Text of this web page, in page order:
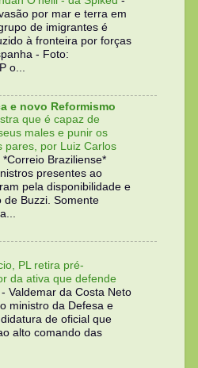
por mar e terra em
de imigrantes é
à fronteira por forças
- Foto:
o...
e novo Reformismo
que é capaz de
males e punir os
pares, por Luiz Carlos
*Correio Braziliense*
presentes ao
pela disponibilidade e
de Buzzi. Somente
PL retira pré-
da ativa que defende
- Valdemar da Costa Neto
ministro da Defesa e
de oficial que
alto comando das